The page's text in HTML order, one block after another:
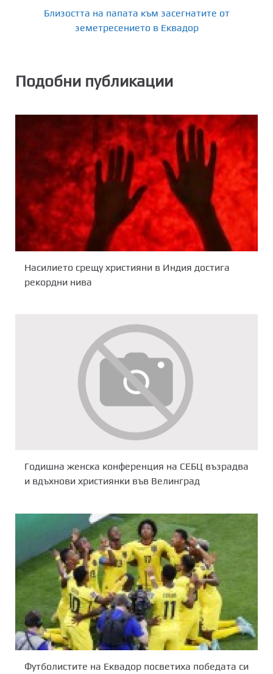
Близостта на папата към засегнатите от
земетресението в Еквадор
Подобни публикации
Насилието срещу християни в Индия достига
рекордни нива
Годишна женска конференция на СЕБЦ възрадва
и вдъхнови християнки във Велинград
Футболистите на Еквадор посветиха победата си